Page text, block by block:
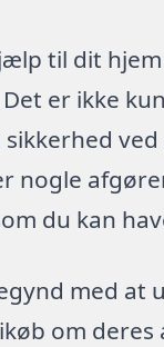
til dit
er ikke
nogle
du kan
med at
om